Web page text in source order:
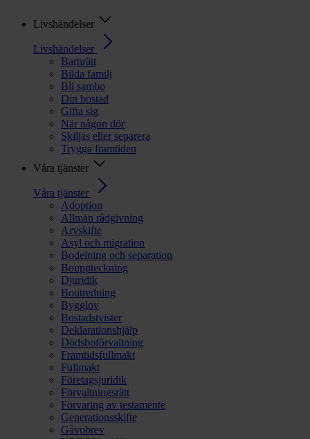
Livshändelser
Livshändelser
Barnrätt
Bilda familj
Bli sambo
Din bostad
Gifta sig
När någon dör
Skiljas eller separera
Trygga framtiden
Våra tjänster
Våra tjänster
Adoption
Allmän rådgivning
Arvskifte
Asyl och migration
Bodelning och separation
Bouppteckning
Djuridik
Boutredning
Bygglov
Bostadstvister
Deklarationshjälp
Dödsboförvaltning
Framtidsfullmakt
Fullmakt
Företagsjuridik
Förvaltningsrätt
Förvaring av testamente
Generationsskifte
Gåvobrev